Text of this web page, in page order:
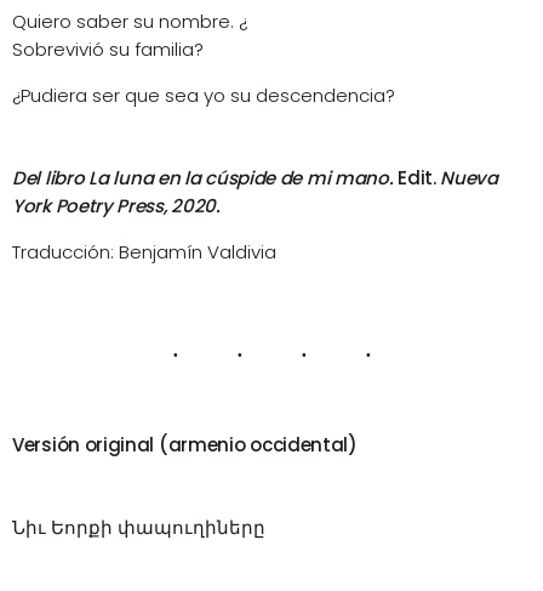
Quiero saber su nombre. ¿
Sobrevivió su familia?
¿Pudiera ser que sea yo su descendencia?
Del libro La luna en la cúspide de mi mano. Edit.Nueva
York Poetry Press, 2020.
Traducción: Benjamín Valdivia
Versión original (armenio occidental)
Նիւ Եորքի փապուղիները